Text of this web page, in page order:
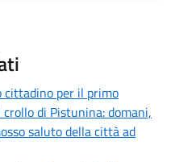
cittadino per il primo
di Pistunina: domani,
saluto della città ad